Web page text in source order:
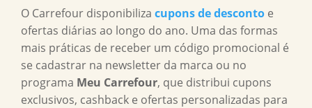
O Carrefour disponibiliza cupons de desconto e
ofertas diárias ao longo do ano. Uma das formas
mais práticas de receber um código promocional é
se cadastrar na newsletter da marca ou no
programa Meu Carrefour, que distribui cupons
exclusivos, cashback e ofertas personalizadas para